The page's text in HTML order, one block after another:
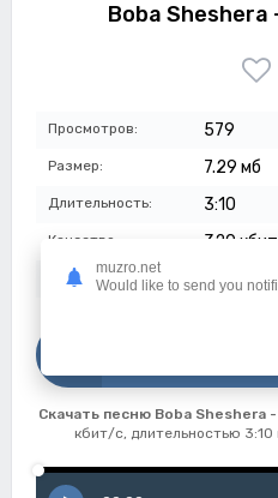
Boba Sheshera
Просмотров: 579
Размер: 7.29 мб
Длительность: 3:10
Качество: 320
Дата: 09-07-
Скачать песню Boba Sheshera
кбит/с, длительностью
muzro.net
Would like to send you